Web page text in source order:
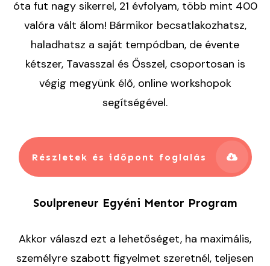
óta fut nagy sikerrel, 21 évfolyam, több mint 400
valóra vált álom! Bármikor becsatlakozhatsz,
haladhatsz a saját tempódban, de évente
kétszer, Tavasszal és Ősszel, csoportosan is
végig megyünk élő, online workshopok
segítségével.
Részletek és időpont foglalás
Soulpreneur Egyéni Mentor Program
Akkor válaszd ezt a lehetőséget, ha maximális,
személyre szabott figyelmet szeretnél, teljesen